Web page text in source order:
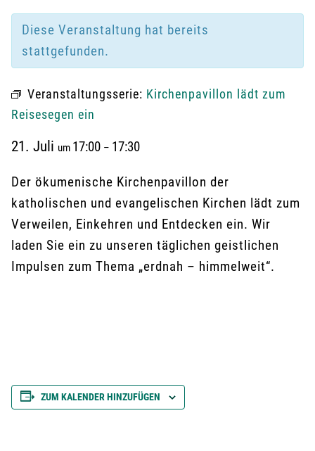
Diese Veranstaltung hat bereits
stattgefunden.
Veranstaltungsserie: Kirchenpavillon lädt zum
Reisesegen ein
21. Juli um 17:00 – 17:30
Der ökumenische Kirchenpavillon der
katholischen und evangelischen Kirchen lädt zum
Verweilen, Einkehren und Entdecken ein. Wir
laden Sie ein zu unseren täglichen geistlichen
Impulsen zum Thema „erdnah – himmelweit“.
ZUM KALENDER HINZUFÜGEN